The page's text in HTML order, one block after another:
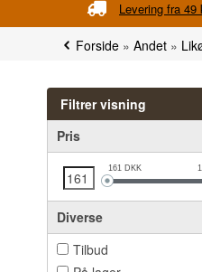
Levering fra 49
Forside » Andet »
Filtrer visning
Pris
161 DKK
Diverse
Tilbud